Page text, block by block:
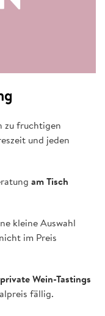
zu fruchtigen
und jeden
am Tisch
kleine Auswahl
im Preis
private Wein-Tastings
fällig.